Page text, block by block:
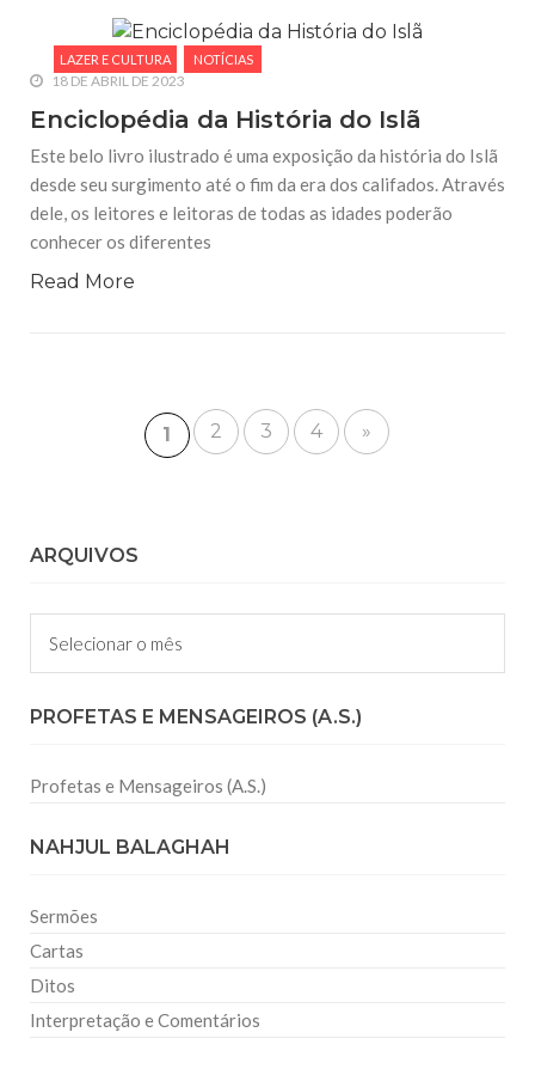
LAZER E CULTURA NOTÍCIAS
18 DE ABRIL DE 2023
Enciclopédia da História do Islã
Este belo livro ilustrado é uma exposição da história do Islã
desde seu surgimento até o fim da era dos califados. Através
dele, os leitores e leitoras de todas as idades poderão
conhecer os diferentes
Read More
1 2 3 4 »
ARQUIVOS
Arquivos
PROFETAS E MENSAGEIROS (A.S.)
Profetas e Mensageiros (A.S.)
NAHJUL BALAGHAH
Sermões
Cartas
Ditos
Interpretação e Comentários